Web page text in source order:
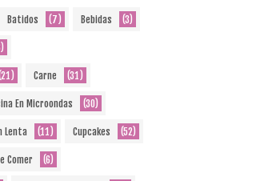
Batidos (7) Bebidas (3)
Carne (31)
En Microondas (30)
Lenta (11) Cupcakes (52)
Comer (6)